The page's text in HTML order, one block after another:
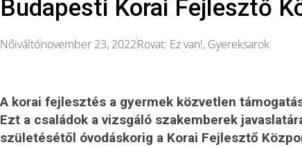
Budapesti Korai Fejlesztő
Nőiváltónovember 23, 2022Rovat: Ez van!, Gyereksarok
A korai fejlesztés a gyermek közvetlen
Ezt a családok a vizsgáló szakemberek
születésétől óvodáskorig a Korai Fejlesztő